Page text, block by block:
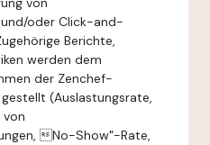
und/oder Click-and-
Berichte,
werden dem
der Zenchef-
(Auslastungsrate,
von
No-Show"-Rate,